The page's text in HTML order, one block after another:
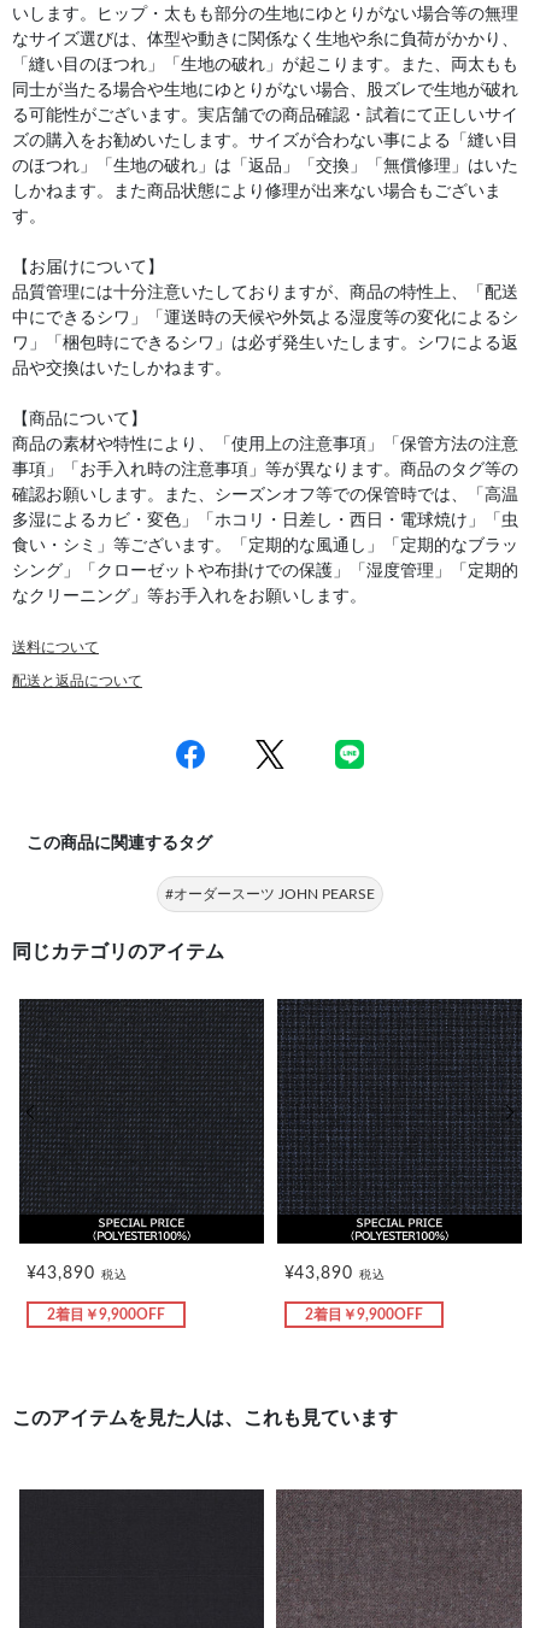
いします。ヒップ・太もも部分の生地にゆとりがない場合等の無理
なサイズ選びは、体型や動きに関係なく生地や糸に負荷がかかり、
「縫い目のほつれ」「生地の破れ」が起こります。また、両太もも
同士が当たる場合や生地にゆとりがない場合、股ズレで生地が破れ
る可能性がございます。実店舗での商品確認・試着にて正しいサイ
ズの購入をお勧めいたします。サイズが合わない事による「縫い目
のほつれ」「生地の破れ」は「返品」「交換」「無償修理」はいた
しかねます。また商品状態により修理が出来ない場合もございま
す。
【お届けについて】
品質管理には十分注意いたしておりますが、商品の特性上、「配送
中にできるシワ」「運送時の天候や外気よる湿度等の変化によるシ
ワ」「梱包時にできるシワ」は必ず発生いたします。シワによる返
品や交換はいたしかねます。
【商品について】
商品の素材や特性により、「使用上の注意事項」「保管方法の注意
事項」「お手入れ時の注意事項」等が異なります。商品のタグ等の
確認お願いします。また、シーズンオフ等での保管時では、「高温
多湿によるカビ・変色」「ホコリ・日差し・西日・電球焼け」「虫
食い・シミ」等ございます。「定期的な風通し」「定期的なブラッ
シング」「クローゼットや布掛けでの保護」「湿度管理」「定期的
なクリーニング」等お手入れをお願いします。
送料について
配送と返品について
この商品に関連するタグ
#オーダースーツ JOHN PEARSE
同じカテゴリのアイテム
¥43,890税込
2着目￥9,900OFF
¥43,890税込
2着目￥9,900OFF
前の画像 次の
このアイテムを見た人は、これも見ています